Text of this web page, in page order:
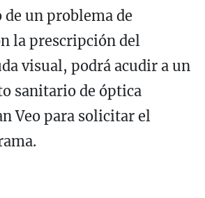
un problema de
la prescripción del
visual, podrá acudir a un
sanitario de óptica
Veo para solicitar el